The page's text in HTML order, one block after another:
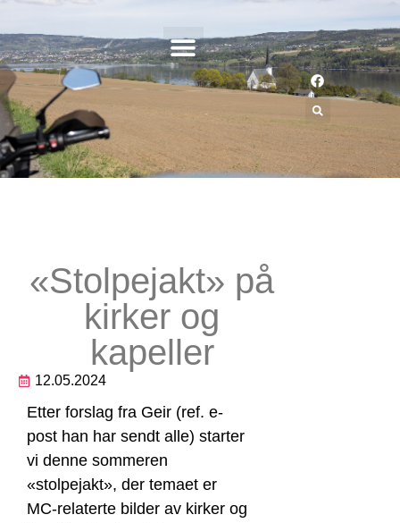
«Stolpejakt» på
kirker og
kapeller
12.05.2024
Etter forslag fra Geir (ref. e-
post han har sendt alle) starter
vi denne sommeren
«stolpejakt», der temaet er
MC-relaterte bilder av kirker og